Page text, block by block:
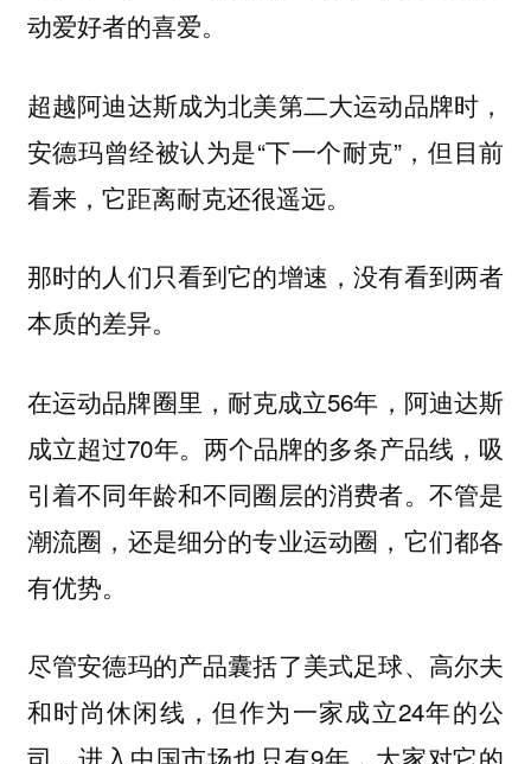
动爱好者的喜爱。
超越阿迪达斯成为北美第二大运动品牌时，
安德玛曾经被认为是“下一个耐克”，但目前
看来，它距离耐克还很遥远。
那时的人们只看到它的增速，没有看到两者
本质的差异。
在运动品牌圈里，耐克成立56年，阿迪达斯
成立超过70年。两个品牌的多条产品线，吸
引着不同年龄和不同圈层的消费者。不管是
潮流圈，还是细分的专业运动圈，它们都各
有优势。
尽管安德玛的产品囊括了美式足球、高尔夫
和时尚休闲线，但作为一家成立24年的公